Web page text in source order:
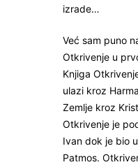
izrade…
Već sam puno
Otkrivenje u
Knjiga
ulazi kroz
Zemlje kroz
Otkrivenje je
Ivan dok je bio
Patmos.